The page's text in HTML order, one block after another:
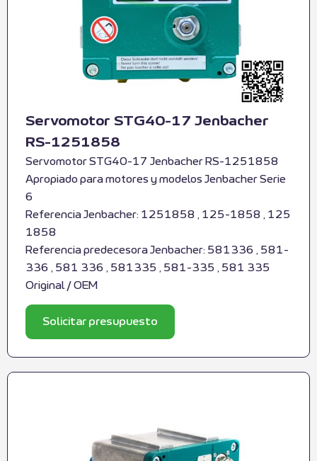
Servomotor STG40-17 Jenbacher
RS-1251858
Servomotor STG40-17 Jenbacher RS-1251858
Apropiado para motores y modelos Jenbacher Serie
6
Referencia Jenbacher: 1251858 , 125-1858 , 125
1858
Referencia predecesora Jenbacher: 581336 , 581-
336 , 581 336 , 581335 , 581-335 , 581 335
Original / OEM
Solicitar presupuesto